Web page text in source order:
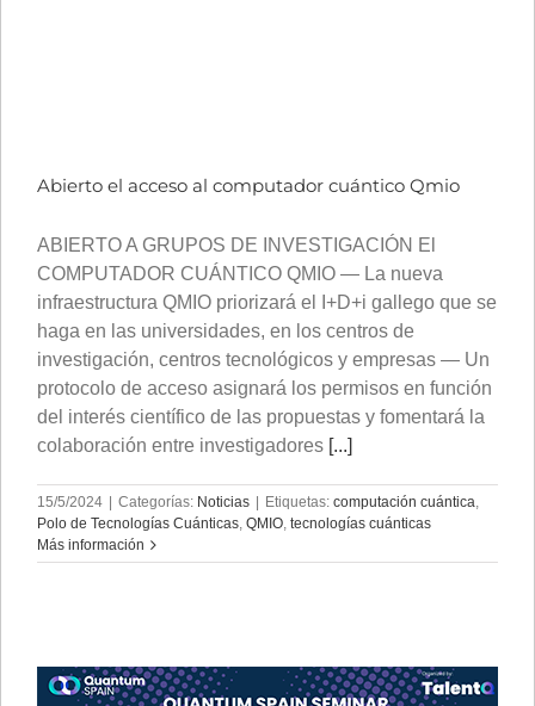
Abierto el acceso al computador cuántico Qmio
ABIERTO A GRUPOS DE INVESTIGACIÓN El
COMPUTADOR CUÁNTICO QMIO — La nueva
infraestructura QMIO priorizará el I+D+i gallego que se
haga en las universidades, en los centros de
investigación, centros tecnológicos y empresas — Un
protocolo de acceso asignará los permisos en función
del interés científico de las propuestas y fomentará la
colaboración entre investigadores [...]
15/5/2024 | Categorías: Noticias | Etiquetas: computación cuántica
Polo de Tecnologías Cuánticas QMIO tecnologías cuánticas
Más información